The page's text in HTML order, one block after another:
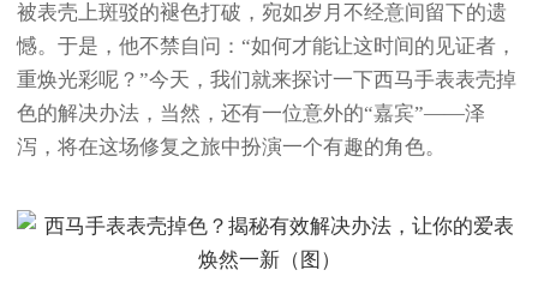
被表壳上斑驳的褪色打破，宛如岁月不经意间留下的遗
憾。于是，他不禁自问：“如何才能让这时间的见证者，
重焕光彩呢？”今天，我们就来探讨一下西马手表表壳掉
色的解决办法，当然，还有一位意外的“嘉宾”——泽
泻，将在这场修复之旅中扮演一个有趣的角色。